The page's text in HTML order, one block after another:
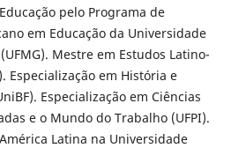
pelo Programa de
em Educação da Universidade
Mestre em Estudos Latino-
Especialização em História e
Especialização em Ciências
e o Mundo do Trabalho (UFPI).
Latina na Universidade